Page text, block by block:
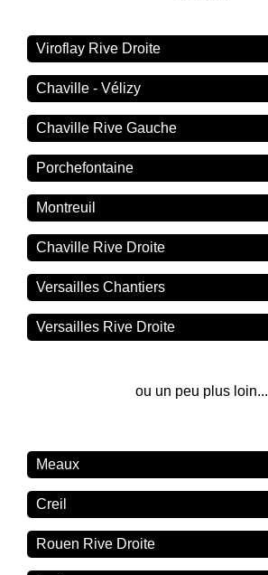
Viroflay Rive Droite
Chaville - Vélizy
Chaville Rive Gauche
Porchefontaine
Montreuil
Chaville Rive Droite
Versailles Chantiers
Versailles Rive Droite
ou un peu plus loin...
Meaux
Creil
Rouen Rive Droite